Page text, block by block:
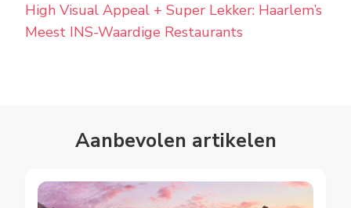
High Visual Appeal + Super Lekker: Haarlem’s
Meest INS-Waardige Restaurants
Aanbevolen artikelen